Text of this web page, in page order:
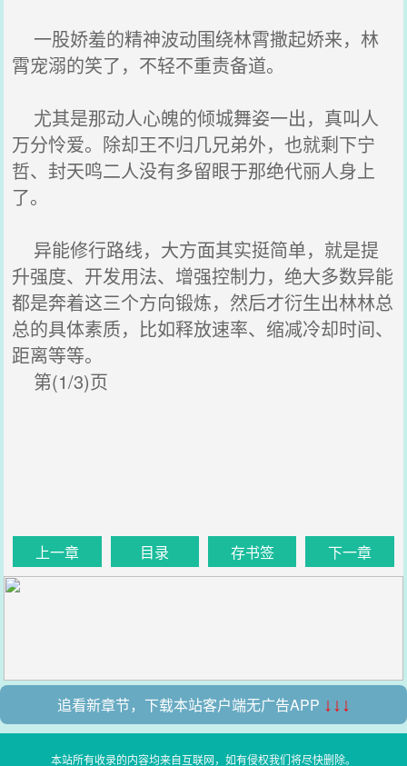
一股娇羞的精神波动围绕林霄撒起娇来，林
霄宠溺的笑了，不轻不重责备道。
尤其是那动人心魄的倾城舞姿一出，真叫人
万分怜爱。除却王不归几兄弟外，也就剩下宁
哲、封天鸣二人没有多留眼于那绝代丽人身上
了。
异能修行路线，大方面其实挺简单，就是提
升强度、开发用法、增强控制力，绝大多数异能
都是奔着这三个方向锻炼，然后才衍生出林林总
总的具体素质，比如释放速率、缩减冷却时间、
距离等等。
第(1/3)页
上一章 目录 存书签 下一章
追看新章节，下载本站客户端无广告APP ↓↓↓
本站所有收录的内容均来自互联网，如有侵权我们将尽快删除。